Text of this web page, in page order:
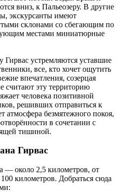
вниз, к Пальеозеру. В другие
экскурсанты имеют
склонами со сбегающим по
местами миниатюрные
Гирвас устремляются уставшие
все, кто хочет ощутить
впечатления, созерцая
считают эту территорию
человека позитивной
решивших отправиться к
атмосфера безмятежного покоя,
в сочетании с
тишиной.
Гирвас
— около 2,5 километров, от
километров. Добраться сюда